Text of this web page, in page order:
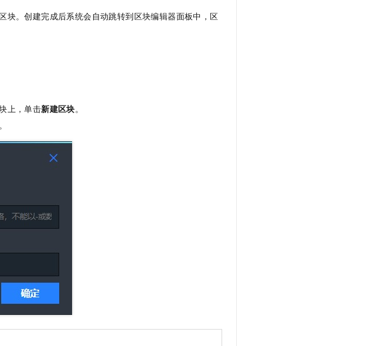
块。创建完成后系统会自动跳转到区块编辑器面板中，区
上，单击新建区块。